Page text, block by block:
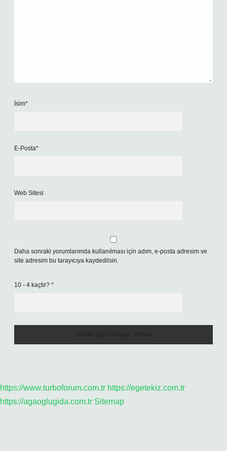
İsim*
E-Posta*
Web Sitesi
Daha sonraki yorumlarımda kullanılması için adım, e-posta adresim ve
site adresim bu tarayıcıya kaydedilsin.
10 - 4 kaçtır? *
https://www.turboforum.com.tr https://egetekiz.com.tr
https://agaoglugida.com.tr Sitemap